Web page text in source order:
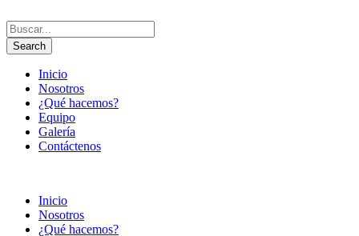
Inicio
Nosotros
¿Qué hacemos?
Equipo
Galería
Contáctenos
Inicio
Nosotros
¿Qué hacemos?